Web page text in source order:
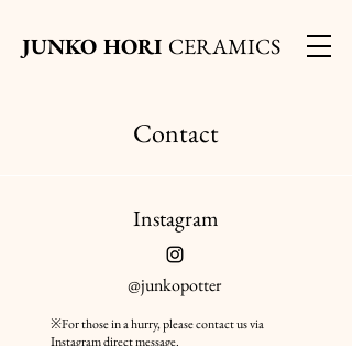
JUNKO HORI CERAMICS
Contact
​Instagram
@junkopotter
※For those in a hurry, please contact us via
Instagram direct message.